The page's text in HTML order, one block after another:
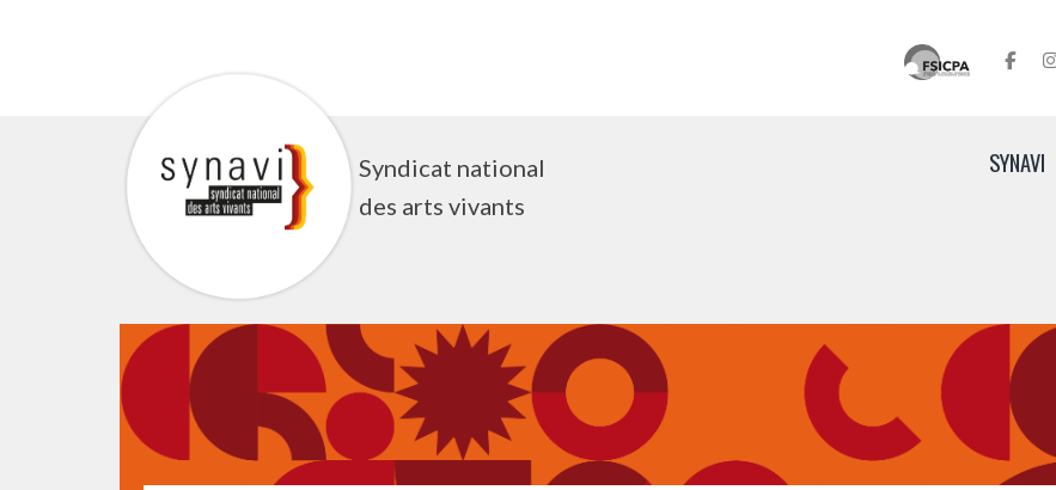
Syndicat national
des arts vivants
SYNAVI